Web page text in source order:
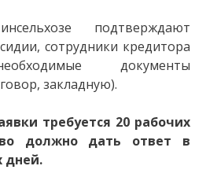
подтверждают
сотрудники кредитора
документы
закладную).
требуется 20 рабочих
должно дать ответ в
дней.